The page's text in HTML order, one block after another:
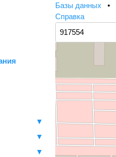
▼
▼
▼
Базы данных •
Справка